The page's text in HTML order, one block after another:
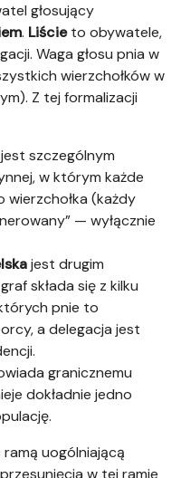
głosujący
. Liścieto obywatele,
Waga głosu pnia w
wierzchołków w
Z tej formalizacji
jest szczególnym
w którym każde
wierzchołka (każdy
— wyłącznie
jest drugim
składa się z kilku
pnie to
a delegacja jest
granicznemu
dokładnie jedno
uogólniającą
w tej ramie